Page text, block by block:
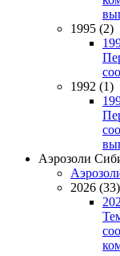
1995 (2)
1992 (1)
Аэрозоли
2026 (33)